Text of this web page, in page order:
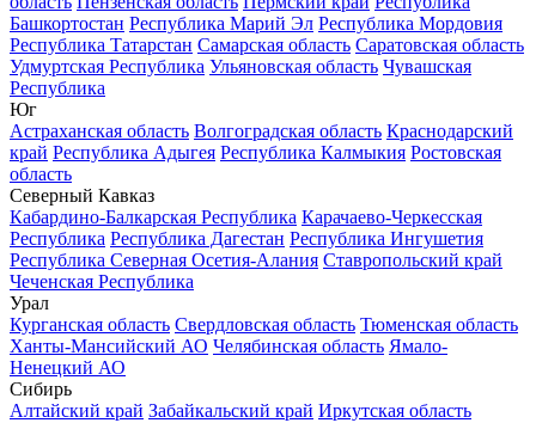
Башкортостан Республика Марий Эл Республика Мордовия
Республика Татарстан Самарская область Саратовская область
Удмуртская Республика Ульяновская область Чувашская
Республика
Юг
Астраханская область Волгоградская область Краснодарский
край Республика Адыгея Республика Калмыкия Ростовская
область
Северный Кавказ
Кабардино-Балкарская Республика Карачаево-Черкесская
Республика Республика Дагестан Республика Ингушетия
Республика Северная Осетия-Алания Ставропольский край
Чеченская Республика
Урал
Курганская область Свердловская область Тюменская область
Ханты-Мансийский АО Челябинская область Ямало-
Ненецкий АО
Сибирь
Алтайский край Забайкальский край Иркутская область